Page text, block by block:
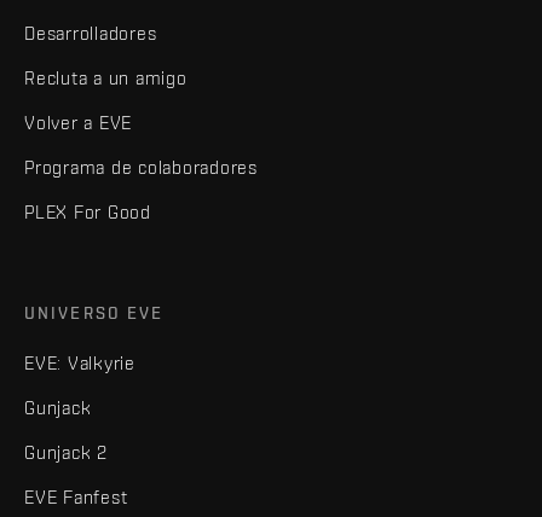
Desarrolladores
Recluta a un amigo
Volver a EVE
Programa de colaboradores
PLEX For Good
UNIVERSO EVE
EVE: Valkyrie
Gunjack
Gunjack 2
EVE Fanfest